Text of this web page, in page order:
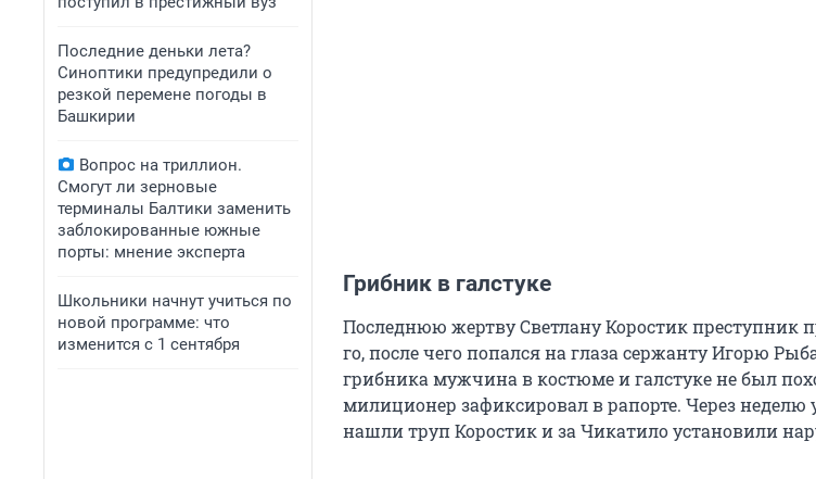
Последние деньки лета?
Синоптики предупредили о
резкой перемене погоды в
Башкирии
Вопрос на триллион.
Смогут ли зерновые
терминалы Балтики заменить
заблокированные южные
порты: мнение эксперта
Школьники начнут учиться по
новой программе: что
изменится с 1 сентября
Грибник в галстуке
Последнюю жертву Светлану Коростик преступник
го, после чего попался на глаза сержанту Игорю
грибника мужчина в костюме и галстуке не был
милиционер зафиксировал в рапорте. Через
нашли труп Коростик и за Чикатило установили